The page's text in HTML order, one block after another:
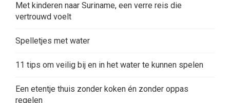
Met kinderen naar Suriname, een verre reis die
vertrouwd voelt
Spelletjes met water
11 tips om veilig bij en in het water te kunnen spelen
Een etentje thuis zonder koken én zonder oppas
regelen